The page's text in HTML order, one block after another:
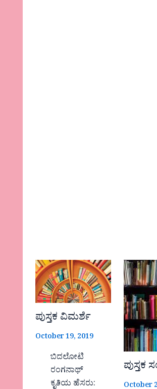
ಪುಸ್ತಕ ವಿಮರ್ಶೆ
October 19, 2019
ಬಿದಲೋಟಿ
ರಂಗನಾಥ್
ಕೃತಿಯ ಹೆಸರು:
ಪುಸ್ತಕ
October